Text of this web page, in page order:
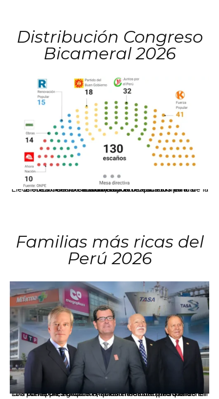
Distribución Congreso
Bicameral 2026
El JNE oficializó la distribución de escaños para la elección de 60 senadores y 130 diputados en las Elecciones Generales 2026, tras el restablecimiento de la Bicameralidad.
Familias más ricas del
Perú 2026
Los principales grupos empresariales del país mantienen una fuerte presencia en Áncash mediante inversiones en comercio, educación, salud e industria pesquera.